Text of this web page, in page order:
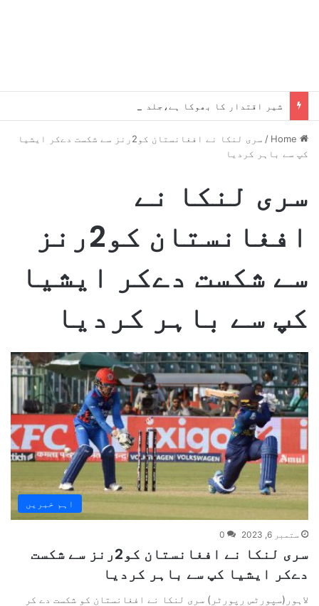
/
سری لنکا نے افغانستان کو2رنز سے شکست دےکر ایشیا
کپ سے باہر کردیا
سری لنکا نے
افغانستان کو2رنز
سے شکست دےکر ایشیا
کپ سے باہر کردیا
اہم خبریں
ستمبر 6, 2023 0
سری لنکا نے افغانستان کو2رنز سے شکست
دےکر ایشیا کپ سے باہر کردیا
لاہور(سپورٹس رپورٹر) سری لنکا نے افغانستان کو شکست دے کر